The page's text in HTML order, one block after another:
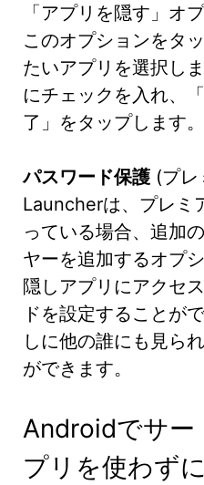
「アプリを隠す」オ
このオプションをタ
たいアプリを選択し
にチェックを入れ、
了」をタップします。
パスワード保護 (プ
Launcherは、プレミ
っている場合、追加
ヤーを追加するオプ
隠しアプリにアクセ
ドを設定することが
しに他の誰にも見ら
ができます。
Androidでサー
プリを使わず